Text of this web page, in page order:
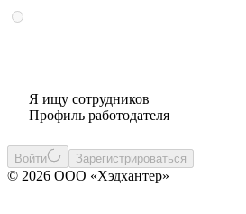
Я ищу сотрудников
Профиль работодателя
Войти Зарегистрироваться
© 2026 ООО «Хэдхантер»